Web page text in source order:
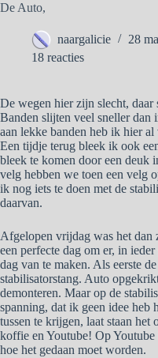
De Auto,
naargalicie 28
18 reacties
De wegen hier zijn slecht, daar
Banden slijten veel sneller dan
aan lekke banden heb ik hier
Een tijdje terug bleek ik ook
bleek te komen door een deuk
velg hebben we toen een velg
ik nog iets te doen met de
daarvan.
Afgelopen vrijdag was het dan
een perfecte dag om er, in
dag van te maken. Als eerste
stabilisatorstang. Auto
demonteren. Maar op de
spanning, dat ik geen idee heb
tussen te krijgen, laat staan
koffie en Youtube! Op Youtube
hoe het gedaan moet worden.